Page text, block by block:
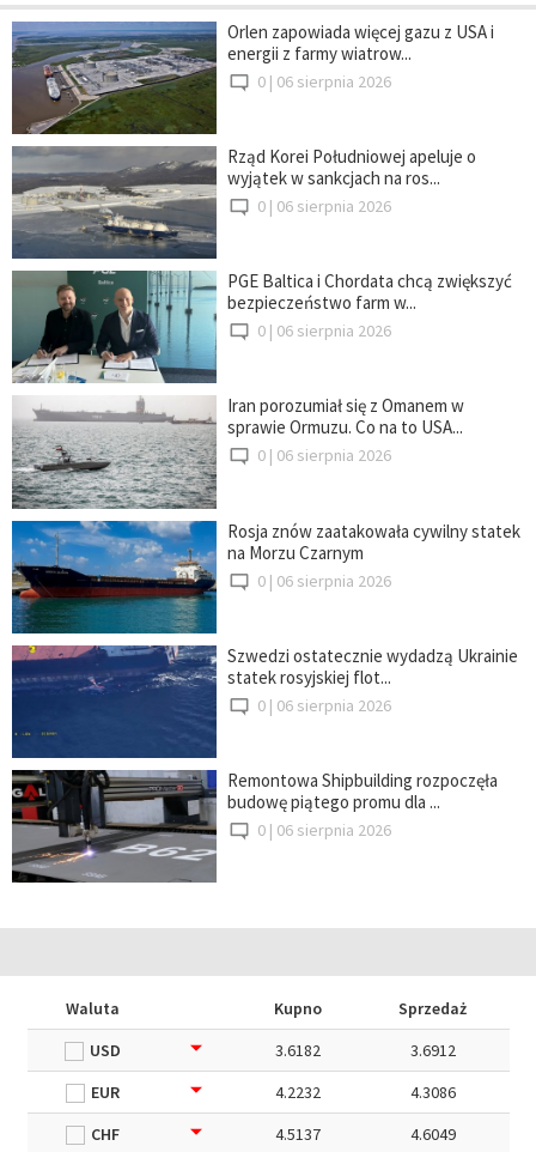
Orlen zapowiada więcej gazu z USA i
energii z farmy wiatrow...
0 | 06 sierpnia 2026
Rząd Korei Południowej apeluje o
wyjątek w sankcjach na ros...
0 | 06 sierpnia 2026
PGE Baltica i Chordata chcą zwiększyć
bezpieczeństwo farm w...
0 | 06 sierpnia 2026
Iran porozumiał się z Omanem w
sprawie Ormuzu. Co na to USA...
0 | 06 sierpnia 2026
Rosja znów zaatakowała cywilny statek
na Morzu Czarnym
0 | 06 sierpnia 2026
Szwedzi ostatecznie wydadzą Ukrainie
statek rosyjskiej flot...
0 | 06 sierpnia 2026
Remontowa Shipbuilding rozpoczęła
budowę piątego promu dla ...
0 | 06 sierpnia 2026
Waluta Kupno
Sprzedaż
USD
3.6182
3.6912
EUR
4.2232
4.3086
CHF
4.5137
4.6049